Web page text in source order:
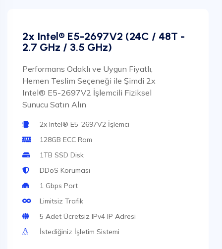
2x Intel® E5-2697V2 (24C / 48T -
2.7 GHz / 3.5 GHz)
Performans Odaklı ve Uygun Fiyatlı,
Hemen Teslim Seçeneği ile Şimdi 2x
Intel® E5-2697V2 İşlemcili Fiziksel
Sunucu Satın Alın
2x Intel® E5-2697V2 İşlemci
128GB ECC Ram
1TB SSD Disk
DDoS Koruması
1 Gbps Port
Limitsiz Trafik
5 Adet Ücretsiz IPv4 IP Adresi
İstediğiniz İşletim Sistemi